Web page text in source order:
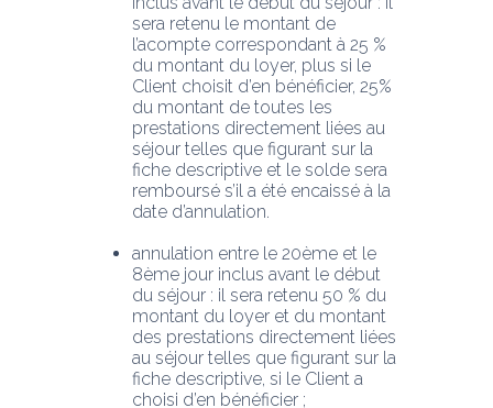
sera retenu le montant de
l’acompte correspondant à 25 %
du montant du loyer, plus si le
Client choisit d’en bénéficier, 25%
du montant de toutes les
prestations directement liées au
séjour telles que figurant sur la
fiche descriptive et le solde sera
remboursé s’il a été encaissé à la
date d’annulation.
annulation entre le 20ème et le
8ème jour inclus avant le début
du séjour : il sera retenu 50 % du
montant du loyer et du montant
des prestations directement liées
au séjour telles que figurant sur la
fiche descriptive, si le Client a
choisi d’en bénéficier ;